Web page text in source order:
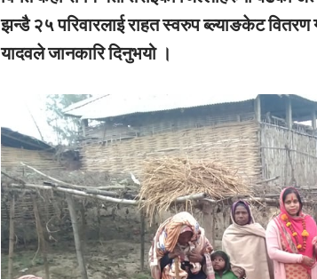
झन्डै २५ परिवारलाई राहत स्वरुप ब्ल्याङकेट
यादवले जानकारि दिनुभयो ।